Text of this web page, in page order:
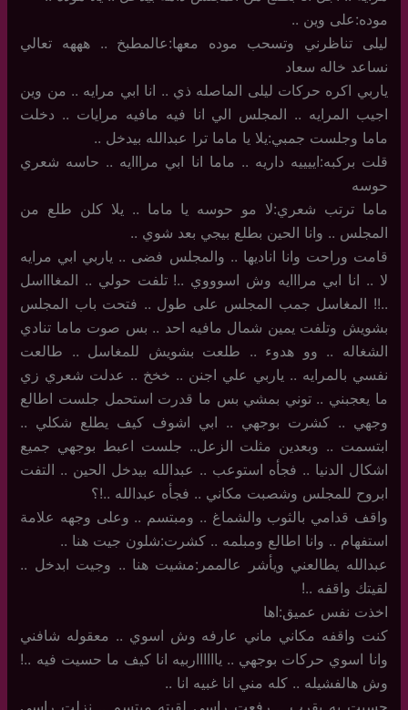
موده:على وين ..
ليلى تناظرني وتسحب موده معها:عالمطبخ .. هههه تعالي
نساعد خاله سعاد
ياربي اكره حركات ليلى الماصله ذي .. انا ابي مرايه .. من وين
اجيب المرايه .. المجلس الي انا فيه مافيه مرايات .. دخلت
ماما وجلست جمبي:يلا يا ماما ترا عبدالله بيدخل ..
قلت بركبه:اييييه داريه .. ماما انا ابي مرااايه .. حاسه شعري
حوسه
ماما ترتب شعري:لا مو حوسه يا ماما .. يلا كلن طلع من
المجلس .. وانا الحين بطلع بيجي بعد شوي ..
قامت وراحت وانا اناديها .. والمجلس فضى .. ياربي ابي مرايه
لا .. انا ابي مرااايه وش اسوووي ..! تلفت حولي .. المغاااسل
..!! المغاسل جمب المجلس على طول .. فتحت باب المجلس
بشويش وتلفت يمين شمال مافيه احد .. بس صوت ماما تنادي
الشغاله .. وو هدوء .. طلعت بشويش للمغاسل .. طالعت
نفسي بالمرايه .. ياربي علي اجنن .. خخخ .. عدلت شعري زي
ما يعجبني .. توني بمشي بس ما قدرت استحمل جلست اطالع
وجهي .. كشرت بوجهي .. ابي اشوف كيف يطلع شكلي ..
ابتسمت .. وبعدين مثلت الزعل.. جلست اعبط بوجهي جميع
اشكال الدنيا .. فجأه استوعب .. عبدالله بيدخل الحين .. التفت
ابروح للمجلس وشصبت مكاني .. فجأه عبدالله ..!؟
واقف قدامي بالثوب والشماغ .. ومبتسم .. وعلى وجهه علامة
استفهام .. وانا اطالع ومبلمه .. كشرت:شلون جيت هنا ..
عبدالله يطالعني ويأشر عالممر:مشيت هنا .. وجيت ابدخل ..
لقيتك واقفه ..!
اخذت نفس عميق:اها
كنت واقفه مكاني ماني عارفه وش اسوي .. معقوله شافني
وانا اسوي حركات بوجهي .. يااااااربيه انا كيف ما حسيت فيه ..!
وش هالفشيله .. كله مني انا غبيه انا ..